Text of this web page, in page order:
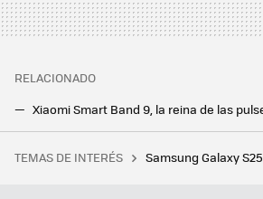
RELACIONADO
TEMAS DE INTERÉS Samsung Galaxy S25